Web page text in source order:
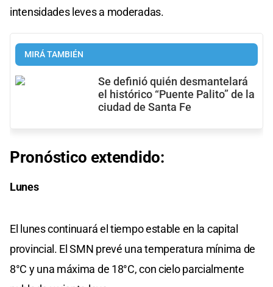
intensidades leves a moderadas.
MIRÁ TAMBIÉN
Se definió quién desmantelará
el histórico “Puente Palito” de la
ciudad de Santa Fe
Pronóstico extendido:
Lunes
El lunes continuará el tiempo estable en la capital
provincial. El SMN prevé una temperatura mínima de
8°C y una máxima de 18°C, con cielo parcialmente